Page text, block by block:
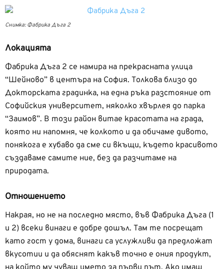
Снимка: Фабрика Дъга 2
Локацията
Фабрика Дъга 2 се намира на прекрасната улица
“Шейново” в центъра на София. Толкова близо до
Докторската градинка, на една ръка разстояние от
Софийския университет, няколко хвърлея до парка
“Заимов”. В този район витае красотата на града,
която ни напомня, че колкото и да обичаме дивото,
понякога е хубаво да сме си вкъщи, където красивото
създаваме самите ние, без да разчитаме на
природата.
Отношението
Накрая, но не на последно място, във Фабрика Дъга (1
и 2) всеки винаги е добре дошъл. Там те посрещат
като гост у дома, винаги са услужливи да предложат
вкусотии и да обяснят какъв точно е ония продукт,